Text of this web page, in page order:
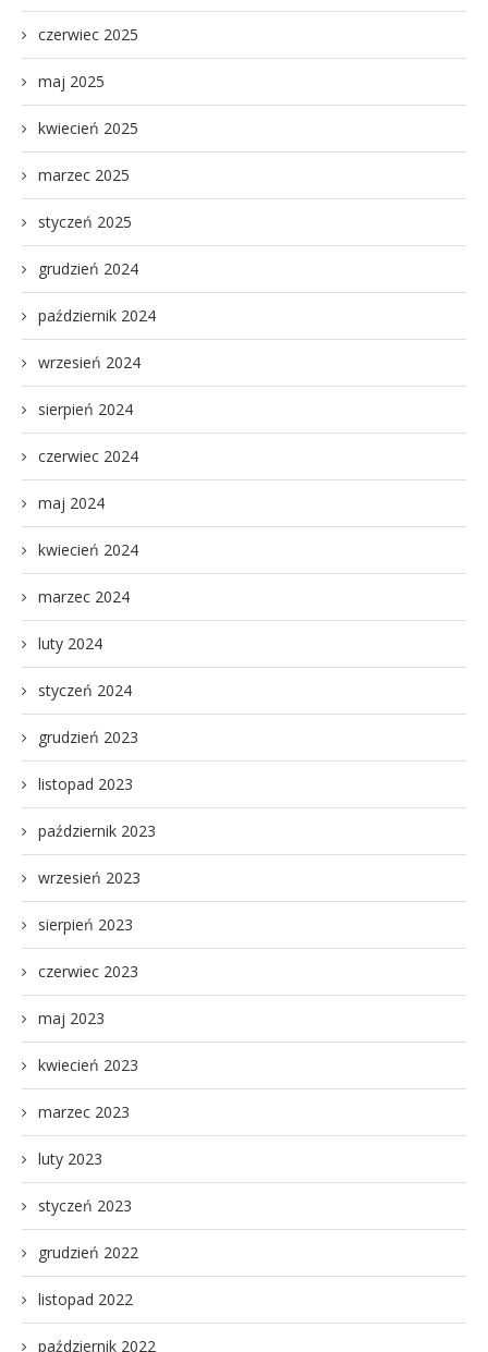
czerwiec 2025
maj 2025
kwiecień 2025
marzec 2025
styczeń 2025
grudzień 2024
październik 2024
wrzesień 2024
sierpień 2024
czerwiec 2024
maj 2024
kwiecień 2024
marzec 2024
luty 2024
styczeń 2024
grudzień 2023
listopad 2023
październik 2023
wrzesień 2023
sierpień 2023
czerwiec 2023
maj 2023
kwiecień 2023
marzec 2023
luty 2023
styczeń 2023
grudzień 2022
listopad 2022
październik 2022